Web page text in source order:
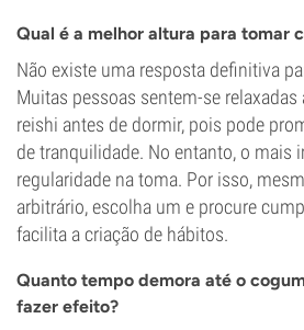
Qual é a melhor altura para tomar
Não existe uma resposta definitiva
Muitas pessoas sentem-se
reishi antes de dormir, pois pode
de tranquilidade. No entanto, o mais
regularidade na toma. Por isso,
arbitrário, escolha um e procure
facilita a criação de hábitos.
Quanto tempo demora até o
fazer efeito?